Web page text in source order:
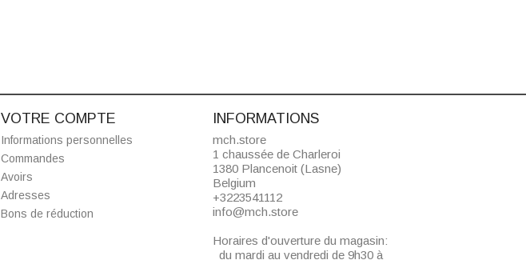
VOTRE COMPTE
Informations personnelles
Commandes
Avoirs
Adresses
Bons de réduction
INFORMATIONS
mch.store
1 chaussée de Charleroi
1380 Plancenoit (Lasne)
Belgium
+3223541112
info@mch.store
Horaires d'ouverture du magasin:
du mardi au vendredi de 9h30 à